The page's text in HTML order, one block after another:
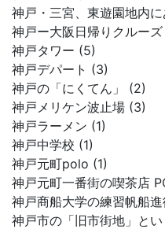
神戸・三宮、東遊園地内
神戸ー大阪日帰りクルーズ
神戸タワー (5)
神戸デパート (3)
神戸の「にくてん」 (2)
神戸メリケン波止場 (3)
神戸ラーメン (1)
神戸中学校 (1)
神戸元町polo (1)
神戸元町一番街の喫茶店
神戸商船大学の練習帆船進
神戸市の「旧市街地」と